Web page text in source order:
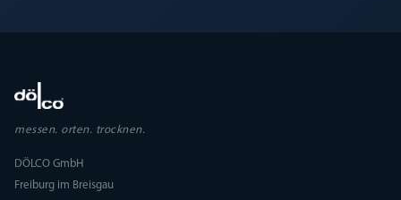
messen. orten. trocknen.
DÖLCO GmbH
Freiburg im Breisgau